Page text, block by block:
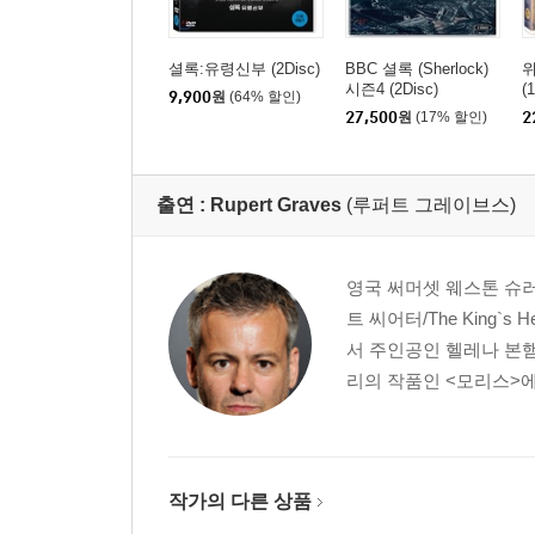
셜록:유령신부 (2Disc)
9,900원 (64% 할인)
BBC 셜록 (Sherlock)
시즌4 (2Disc)
27,500원 (17% 할인)
출연 : Rupert Graves (루퍼트 그레이브스)
영국 써머셋 웨스톤 슈
트 씨어터/The King`s
서 주인공인 헬레나 본
리의 작품인 <모리스>
작가의 다른 상품